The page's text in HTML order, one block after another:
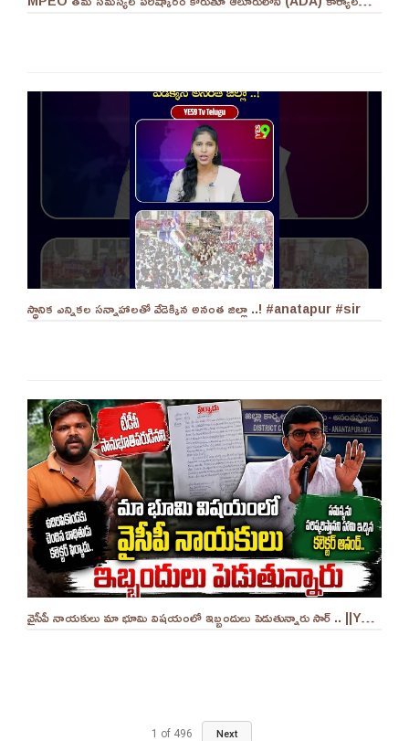
స్థానిక ఎన్నికల సన్నాహాలతో వేడెక్కిన అనంత జిల్లా ..! #anatapur #sir
వైసీపీ నాయకులు మా భూమి విషయంలో ఇబ్బందులు పెడుతున్నారు సార్ .. ||YES 9TV
1 of 496 Next